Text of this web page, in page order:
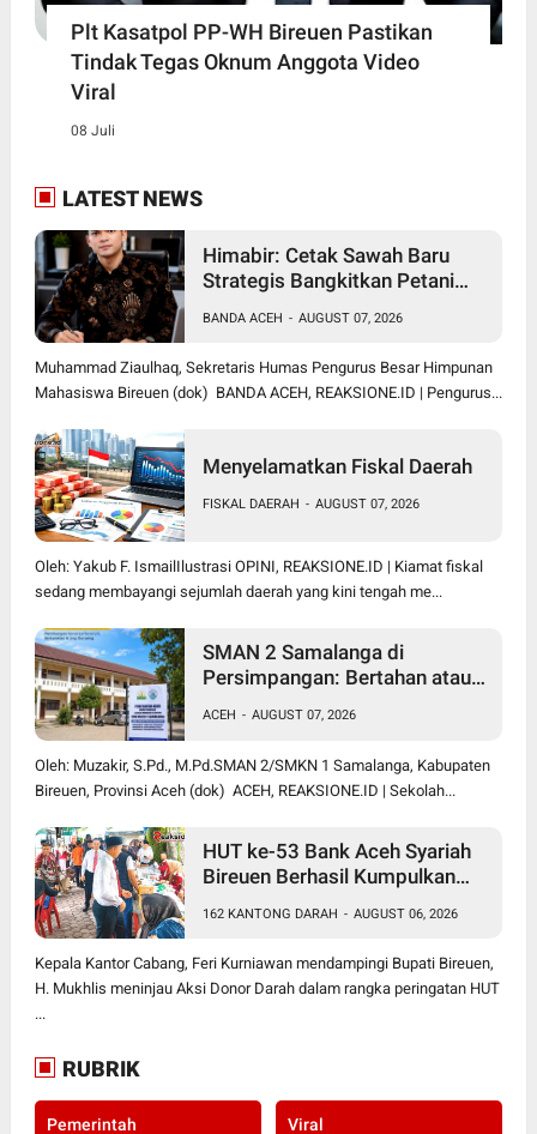
Plt Kasatpol PP-WH Bireuen Pastikan
Tindak Tegas Oknum Anggota Video
Viral
08 Juli
LATEST NEWS
Himabir: Cetak Sawah Baru
Strategis Bangkitkan Petani
BANDA ACEH - AUGUST 07, 2026
Muhammad Ziaulhaq, Sekretaris Humas Pengurus Besar Himpunan
Mahasiswa Bireuen (dok) BANDA ACEH, REAKSIONE.ID | Pengurus...
Menyelamatkan Fiskal Daerah
FISKAL DAERAH - AUGUST 07, 2026
Oleh: Yakub F. IsmailIlustrasi OPINI, REAKSIONE.ID | Kiamat fiskal
sedang membayangi sejumlah daerah yang kini tengah me...
SMAN 2 Samalanga di
Persimpangan: Bertahan atau
ACEH - AUGUST 07, 2026
Oleh: Muzakir, S.Pd., M.Pd.SMAN 2/SMKN 1 Samalanga, Kabupaten
Bireuen, Provinsi Aceh (dok) ACEH, REAKSIONE.ID | Sekolah...
HUT ke-53 Bank Aceh Syariah
Bireuen Berhasil Kumpulkan
162 KANTONG DARAH - AUGUST 06, 2026
Kepala Kantor Cabang, Feri Kurniawan mendampingi Bupati Bireuen,
H. Mukhlis meninjau Aksi Donor Darah dalam rangka peringatan HUT
...
RUBRIK
Pemerintah Viral